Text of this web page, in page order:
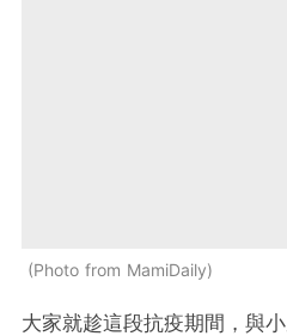
Photo from MamiDaily
大家就趁這段抗疫期間，與